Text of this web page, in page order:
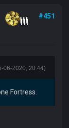
#451
06-2020, 20:44)
Fortress.